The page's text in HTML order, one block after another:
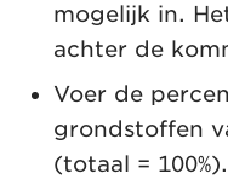
mogelijk in.
achter de
Voer de
grondstoffen
(totaal =